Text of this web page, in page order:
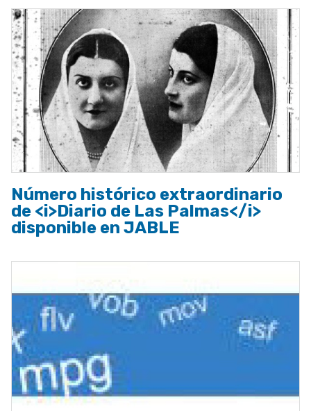
Número histórico extraordinario
de <i>Diario de Las Palmas</i>
disponible en JABLE